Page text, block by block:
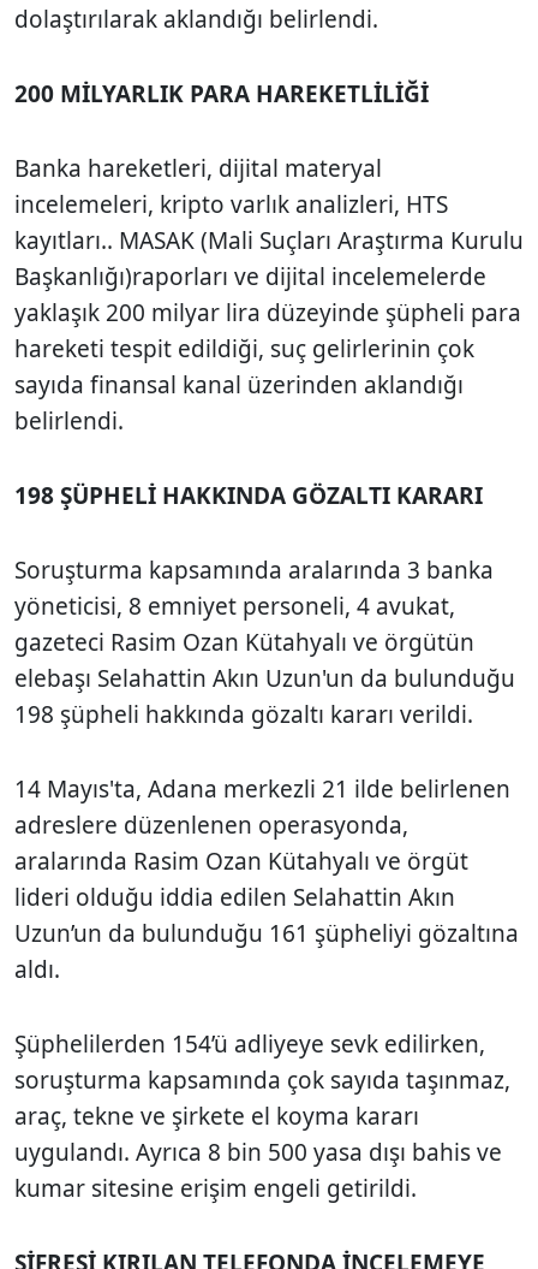
dolaştırılarak aklandığı belirlendi.
200 MİLYARLIK PARA HAREKETLİLİĞİ
Banka hareketleri, dijital materyal
incelemeleri, kripto varlık analizleri, HTS
kayıtları.. MASAK (Mali Suçları Araştırma Kurulu
Başkanlığı)raporları ve dijital incelemelerde
yaklaşık 200 milyar lira düzeyinde şüpheli para
hareketi tespit edildiği, suç gelirlerinin çok
sayıda finansal kanal üzerinden aklandığı
belirlendi.
198 ŞÜPHELİ HAKKINDA GÖZALTI KARARI
Soruşturma kapsamında aralarında 3 banka
yöneticisi, 8 emniyet personeli, 4 avukat,
gazeteci Rasim Ozan Kütahyalı ve örgütün
elebaşı Selahattin Akın Uzun'un da bulunduğu
198 şüpheli hakkında gözaltı kararı verildi.
14 Mayıs'ta, Adana merkezli 21 ilde belirlenen
adreslere düzenlenen operasyonda,
aralarında Rasim Ozan Kütahyalı ve örgüt
lideri olduğu iddia edilen Selahattin Akın
Uzun’un da bulunduğu 161 şüpheliyi gözaltına
aldı.
Şüphelilerden 154’ü adliyeye sevk edilirken,
soruşturma kapsamında çok sayıda taşınmaz,
araç, tekne ve şirkete el koyma kararı
uygulandı. Ayrıca 8 bin 500 yasa dışı bahis ve
kumar sitesine erişim engeli getirildi.
ŞİFRESİ KIRILAN TELEFONDA İNCELEMEYE